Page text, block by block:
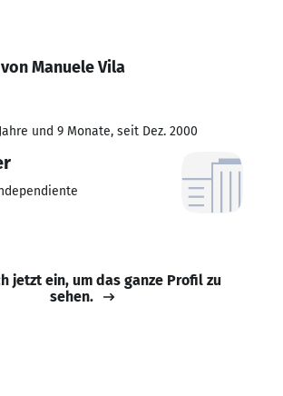
Manuele Vila
und 9 Monate, seit Dez. 2000
jetzt ein, um das ganze Profil zu
sehen.